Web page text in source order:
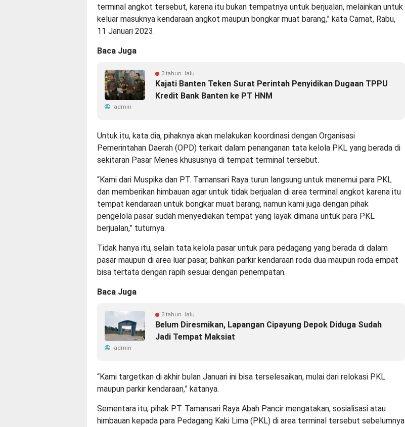
terminal angkot tersebut, karena itu bukan tempatnya untuk berjualan, melainkan untuk
keluar masuknya kendaraan angkot maupun bongkar muat barang,” kata Camat, Rabu,
11 Januari 2023.
Baca Juga
3 tahun lalu
Kajati Banten Teken Surat Perintah Penyidikan Dugaan TPPU
Kredit Bank Banten ke PT HNM
admin
Untuk itu, kata dia, pihaknya akan melakukan koordinasi dengan Organisasi
Pemerintahan Daerah (OPD) terkait dalam penanganan tata kelola PKL yang berada di
sekitaran Pasar Menes khususnya di tempat terminal tersebut.
“Kami dari Muspika dan PT. Tamansari Raya turun langsung untuk menemui para PKL
dan memberikan himbauan agar untuk tidak berjualan di area terminal angkot karena itu
tempat kendaraan untuk bongkar muat barang, namun kami juga dengan pihak
pengelola pasar sudah menyediakan tempat yang layak dimana untuk para PKL
berjualan,” tuturnya.
Tidak hanya itu, selain tata kelola pasar untuk para pedagang yang berada di dalam
pasar maupun di area luar pasar, bahkan parkir kendaraan roda dua maupun roda empat
bisa tertata dengan rapih sesuai dengan penempatan.
Baca Juga
3 tahun lalu
Belum Diresmikan, Lapangan Cipayung Depok Diduga Sudah
Jadi Tempat Maksiat
admin
“Kami targetkan di akhir bulan Januari ini bisa terselesaikan, mulai dari relokasi PKL
maupun parkir kendaraan,” katanya.
Sementara itu, pihak PT. Tamansari Raya Abah Pancir mengatakan, sosialisasi atau
himbauan kepada para Pedagang Kaki Lima (PKL) di area terminal tersebut sebelumnya